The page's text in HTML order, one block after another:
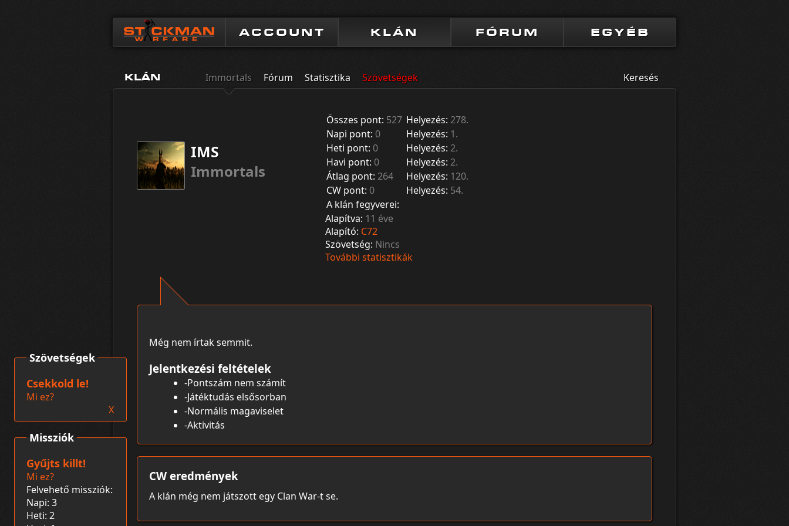
ACCOUNT KLÁN FÓRUM EGYÉB
KLÁN Immortals Fórum Statisztika Szövetségek Keresés
IMS
Immortals
Összes pont: 527 Helyezés: 278.
Napi pont: 0 Helyezés: 1.
Heti pont: 0 Helyezés: 2.
Havi pont: 0 Helyezés: 2.
Átlag pont: 264 Helyezés: 120.
CW pont: 0 Helyezés: 54.
A klán fegyverei:
Alapítva: 11 éve
Alapító: C72
Szövetség: Nincs
További statisztikák
Még nem írtak semmit.
Jelentkezési feltételek
-Pontszám nem számít
-Játéktudás elsősorban
-Normális magaviselet
-Aktivitás
CW eredmények
A klán még nem játszott egy Clan War-t se.
Missziók
Gyűjts killt!
Mi ez?
Felvehető missziók:
Napi: 3
Heti: 2
Szövetségek
Csekkold le!
Mi ez?
X